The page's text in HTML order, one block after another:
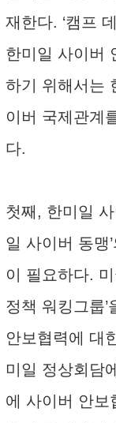
재한다. ‘캠프
한미일 사이버
하기 위해서는
이버 국제관계
다.
첫째, 한미일 사
일 사이버 동맹
이 필요하다.
정책 워킹그룹
안보협력에 대
미일 정상회담
에 사이버 안보